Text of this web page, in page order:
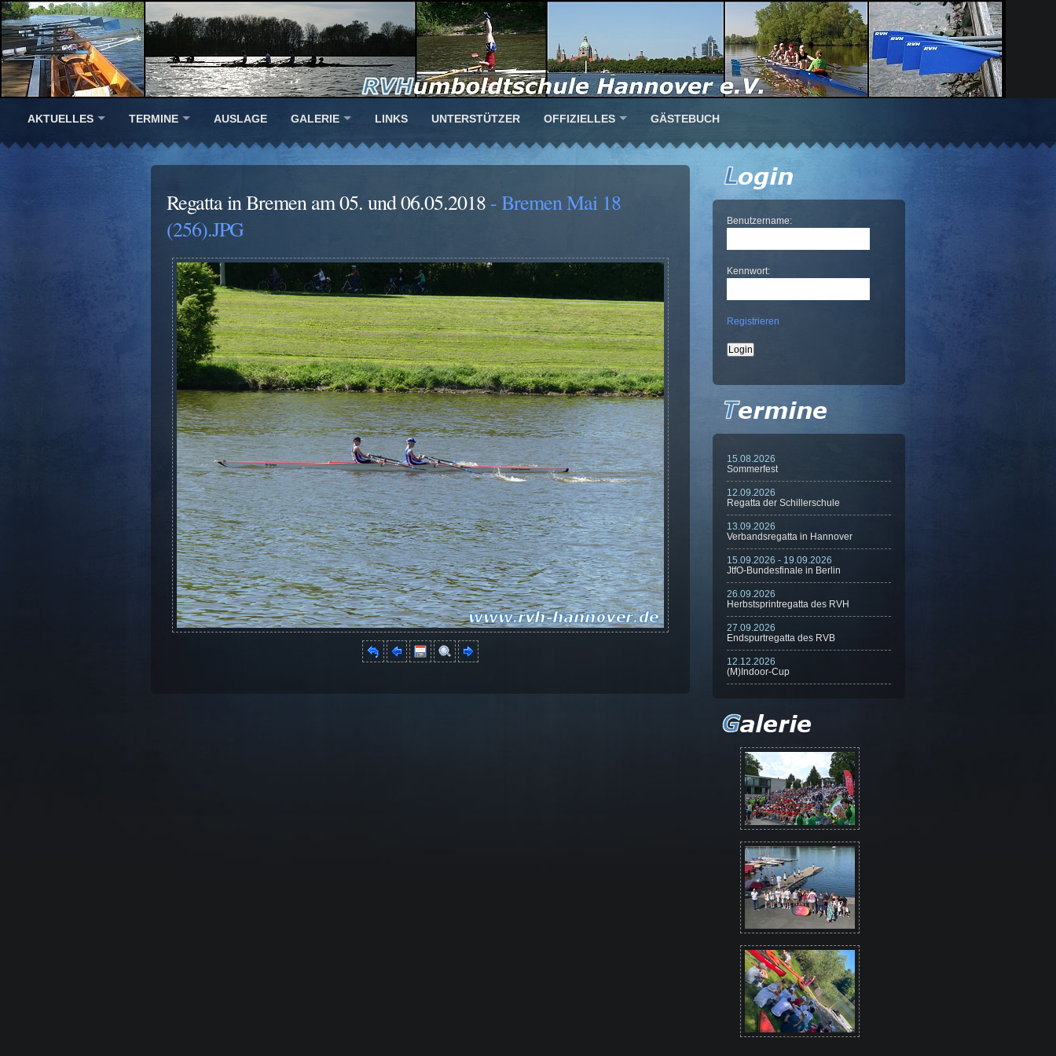
AKTUELLES TERMINE AUSLAGE GALERIE LINKS UNTERSTÜTZER OFFIZIELLES GÄSTEBUCH
Regatta in Bremen am 05. und 06.05.2018 - Bremen Mai 18
(256).JPG
Benutzername:
Kennwort:
Registrieren
15.08.2026
Sommerfest
12.09.2026
Regatta der Schillerschule
13.09.2026
Verbandsregatta in Hannover
15.09.2026 - 19.09.2026
JtfO-Bundesfinale in Berlin
26.09.2026
Herbstsprintregatta des RVH
27.09.2026
Endspurtregatta des RVB
12.12.2026
(M)Indoor-Cup